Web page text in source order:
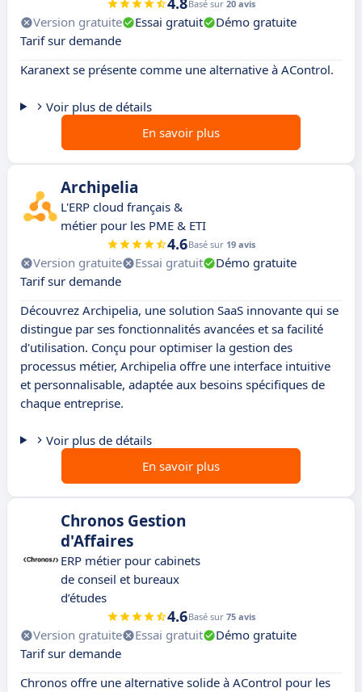
Basé sur 20 avis
Version gratuite Essai gratuit
Démo gratuite
Tarif sur demande
Karanext se présente comme une alternative à AControl.
Voir plus de détails
En savoir plus
Archipelia
L'ERP cloud français &
métier pour les PME & ETI
4.6Basé sur 19 avis
Version gratuite Essai gratuit
Démo gratuite
Tarif sur demande
Découvrez Archipelia, une solution SaaS innovante qui se
distingue par ses fonctionnalités avancées et sa facilité
d'utilisation. Conçu pour optimiser la gestion des
processus métier, Archipelia offre une interface intuitive
et personnalisable, adaptée aux besoins spécifiques de
chaque entreprise.
Voir plus de détails
En savoir plus
Chronos Gestion
d'Affaires
ERP métier pour cabinets
de conseil et bureaux
d’études
4.6Basé sur 75 avis
Version gratuite Essai gratuit
Démo gratuite
Tarif sur demande
Chronos offre une alternative solide à AControl pour les